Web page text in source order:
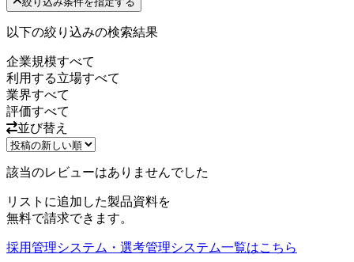
以下の絞り込みの検索結果
企業規模すべて
利用する立場すべて
業界すべて
評価すべて
並び替え
該当のレビューはありませんでした
リストに追加した製品資料を
無料で請求できます。
採用管理システム・選考管理システム一覧はこちら